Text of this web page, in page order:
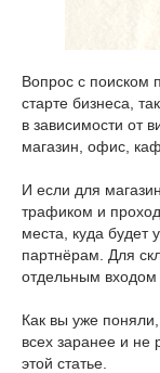
Вопрос с поиском
старте бизнеса,
в зависимости от
магазин, офис,
И если для
трафиком и
места, куда будет
партнёрам. Для
отдельным входом
Как вы уже
всех заранее и не
этой статье.